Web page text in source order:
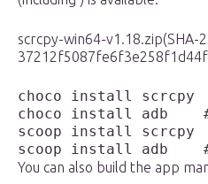
scrcpy-win64-v1.18.zip(SHA-
choco install scrcpy
choco install adb
scoop install scrcpy
scoop install adb
You can also build the app